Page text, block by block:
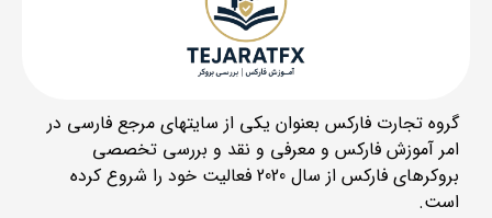
گروه تجارت فارکس بعنوان یکی از سایتهای مرجع فارسی در
امر آموزش فارکس و معرفی و نقد و بررسی تخصصی
بروکرهای فارکس از سال 2020 فعالیت خود را شروع کرده
است.